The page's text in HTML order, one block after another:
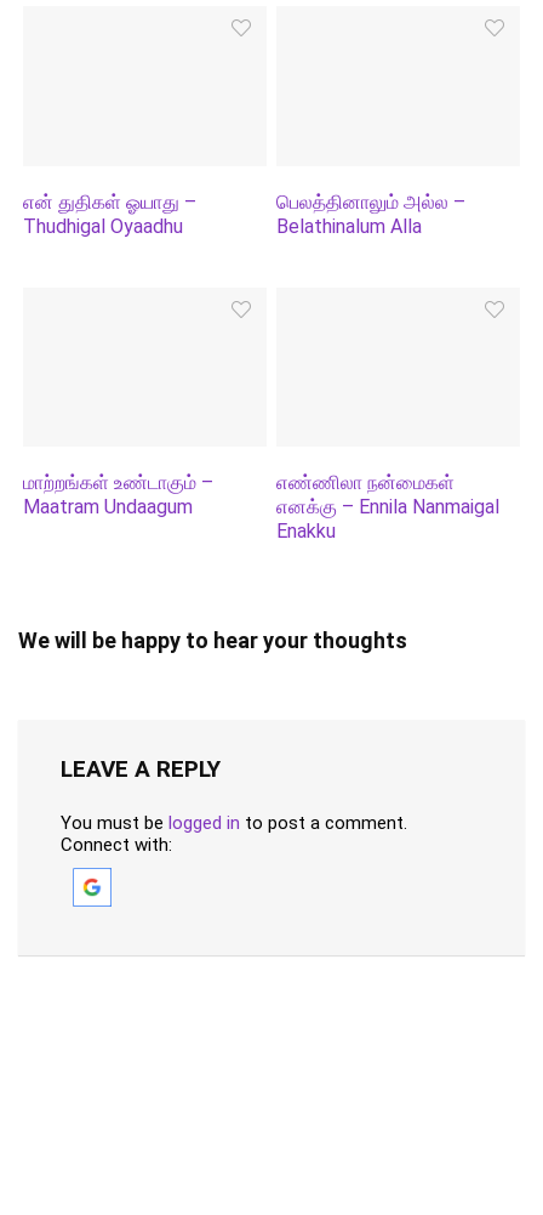
என் துதிகள் ஓயாது –
Thudhigal Oyaadhu
பெலத்தினாலும் அல்ல –
Belathinalum Alla
மாற்றங்கள் உண்டாகும் –
Maatram Undaagum
எண்ணிலா நன்மைகள்
எனக்கு – Ennila Nanmaigal
Enakku
We will be happy to hear your thoughts
LEAVE A REPLY
You must be logged in to post a comment.
Connect with: